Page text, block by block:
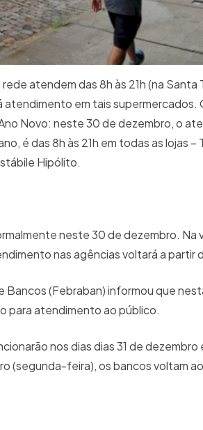
atendem das 8h às 21h (na Santa
atendimento em tais supermercados.
Novo: neste 30 de dezembro, o
é das 8h às 21h em todas as lojas
Hipólito.
neste 30 de dezembro. Na
nas agências voltará a
Bancos (Febraban) informou que
para atendimento ao público.
nos dias dias 31 de
(segunda-feira), os bancos voltam